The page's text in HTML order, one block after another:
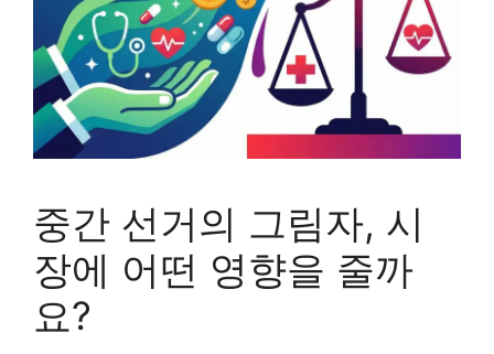
중간 선거의 그림자, 시
장에 어떤 영향을 줄까
요?